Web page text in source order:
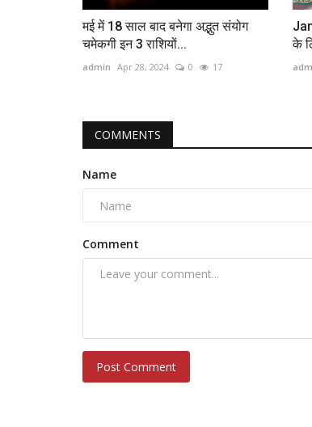
मई में 18 साल बाद बनेगा अद्भुत संयोग
चमेकगी इन 3 राशियों...
admin Apr 28, 2024 0 17
के
COMMENTS
Name
Comment
Post Comment